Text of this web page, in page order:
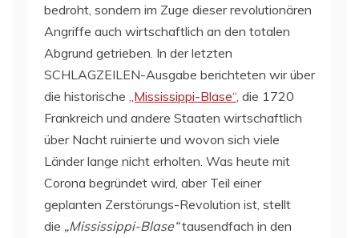
bedroht, sondern im Zuge dieser revolutionären
Angriffe auch wirtschaftlich an den totalen
Abgrund getrieben. In der letzten
SCHLAGZEILEN-Ausgabe berichteten wir über
die historische „Mississippi-Blase“ , die 1720
Frankreich und andere Staaten wirtschaftlich
über Nacht ruinierte und wovon sich viele
Länder lange nicht erholten. Was heute mit
Corona begründet wird, aber Teil einer
geplanten Zerstörungs-Revolution ist, stellt
die „Mississippi-Blase“tausendfach in den